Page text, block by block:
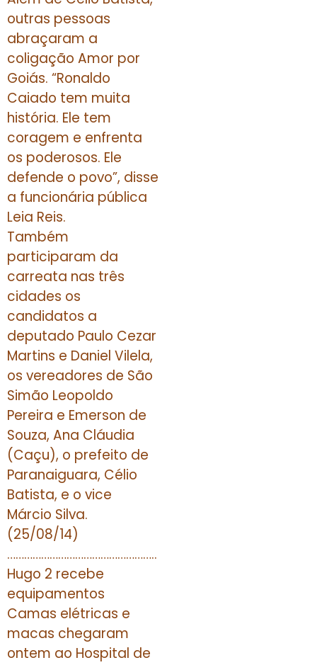
outras pessoas
abraçaram a
coligação Amor por
Goiás. “Ronaldo
Caiado tem muita
história. Ele tem
coragem e enfrenta
os poderosos. Ele
defende o povo”, disse
a funcionária pública
Leia Reis.
Também
participaram da
carreata nas três
cidades os
candidatos a
deputado Paulo Cezar
Martins e Daniel Vilela,
os vereadores de São
Simão Leopoldo
Pereira e Emerson de
Souza, Ana Cláudia
(Caçu), o prefeito de
Paranaiguara, Célio
Batista, e o vice
Márcio Silva.
(25/08/14)
……………………………………………..
Hugo 2 recebe
equipamentos
Camas elétricas e
macas chegaram
ontem ao Hospital de